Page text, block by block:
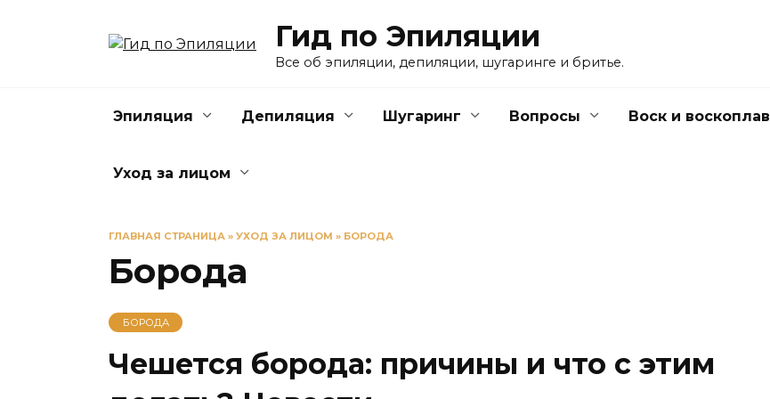
Гид по Эпиляции
Все об эпиляции, депиляции, шугаринге и бритье.
Эпиляция Депиляция Шугаринг Вопросы Воск и воскоплав
Уход за лицом
ГЛАВНАЯ СТРАНИЦА » УХОД ЗА ЛИЦОМ » БОРОДА
Борода
БОРОДА
Чешется борода: причины и что с этим